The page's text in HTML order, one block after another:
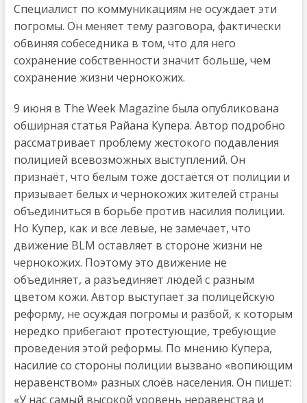
Специалист по коммуникациям не осуждает эти
погромы. Он меняет тему разговора, фактически
обвиняя собеседника в том, что для него
сохранение собственности значит больше, чем
сохранение жизни чернокожих.
9 июня в The Week Magazine была опубликована
обширная статья Райана Купера. Автор подробно
рассматривает проблему жестокого подавления
полицией всевозможных выступлений. Он
признаёт, что белым тоже достаётся от полиции и
призывает белых и чернокожих жителей страны
объединиться в борьбе против насилия полиции.
Но Купер, как и все левые, не замечает, что
движение BLM оставляет в стороне жизни не
чернокожих. Поэтому это движение не
объединяет, а разъединяет людей с разным
цветом кожи. Автор выступает за полицейскую
реформу, не осуждая погромы и разбой, к которым
нередко прибегают протестующие, требующие
проведения этой реформы. По мнению Купера,
насилие со стороны полиции вызвано «вопиющим
неравенством» разных слоёв населения. Он пишет:
«У нас самый высокой уровень неравенства и